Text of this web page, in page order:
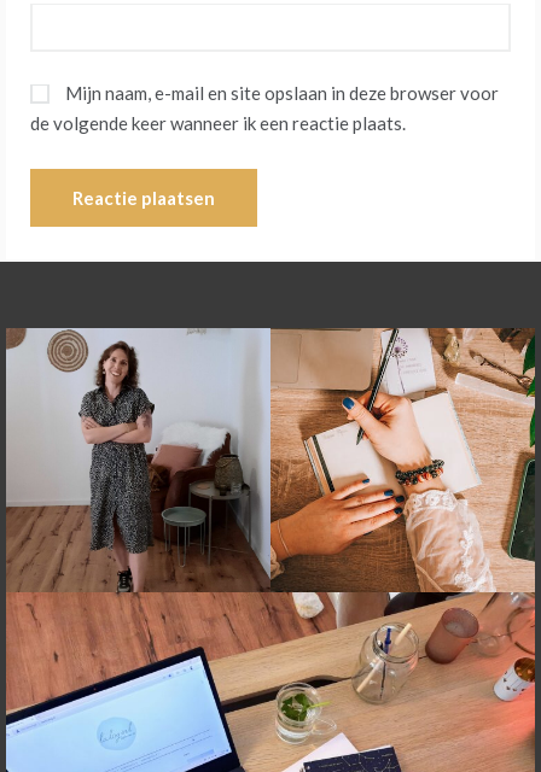
Mijn naam, e-mail en site opslaan in deze browser voor
de volgende keer wanneer ik een reactie plaats.